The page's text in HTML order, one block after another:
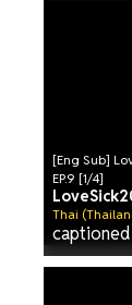
[Eng Sub]
EP.9 [1/4]
Thai